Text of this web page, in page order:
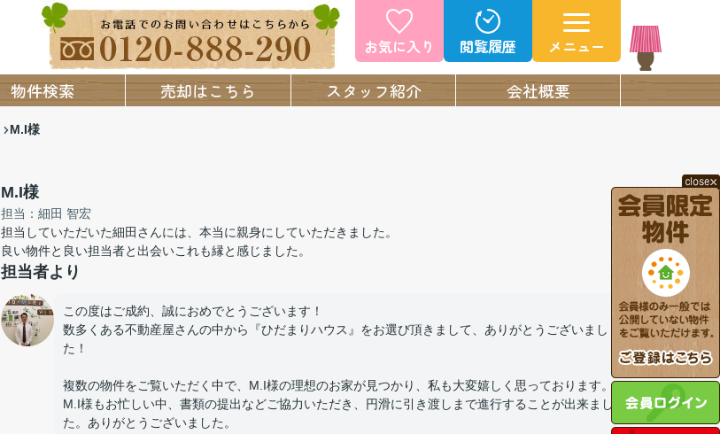
お気に入り 閲覧履歴 メニュー
物件検索 売却はこちら スタッフ紹介 会社概要
M.I様
M.I様
担当：細田 智宏
担当していただいた細田さんには、本当に親身にしていただきました。
良い物件と良い担当者と出会いこれも縁と感じました。
担当者より
この度はご成約、誠におめでとうございます！
数多くある不動産屋さんの中から『ひだまりハウス』をお選び頂きまして、ありがとうございまし
た！
複数の物件をご覧いただく中で、M.I様の理想のお家が見つかり、私も大変嬉しく思っております。
M.I様もお忙しい中、書類の提出などご協力いただき、円滑に引き渡しまで進行することが出来まし
た。ありがとうございました。